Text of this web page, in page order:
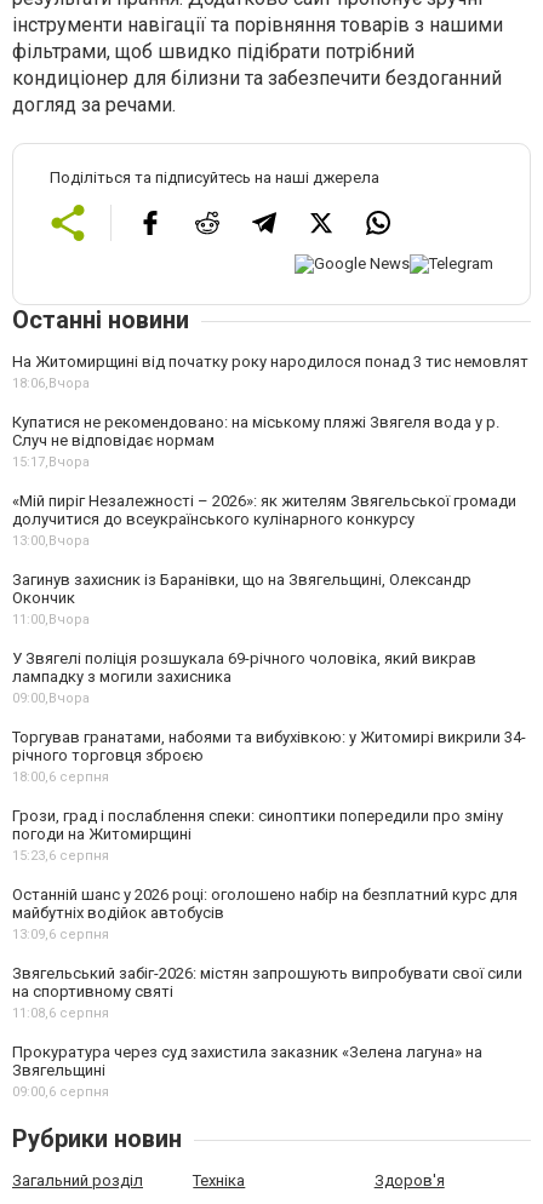
інструменти навігації та порівняння товарів з нашими
фільтрами, щоб швидко підібрати потрібний
кондиціонер для білизни та забезпечити бездоганний
догляд за речами.
Поділіться та підписуйтесь на наші джерела
Останні новини
На Житомирщині від початку року народилося понад 3 тис немовлят
18:06, Вчора
Купатися не рекомендовано: на міському пляжі Звягеля вода у р.
Случ не відповідає нормам
15:17, Вчора
«Мій пиріг Незалежності – 2026»: як жителям Звягельської громади
долучитися до всеукраїнського кулінарного конкурсу
13:00, Вчора
Загинув захисник із Баранівки, що на Звягельщині, Олександр
Окончик
11:00, Вчора
У Звягелі поліція розшукала 69-річного чоловіка, який викрав
лампадку з могили захисника
09:00, Вчора
Торгував гранатами, набоями та вибухівкою: у Житомирі викрили 34-
річного торговця зброєю
18:00, 6 серпня
Грози, град і послаблення спеки: синоптики попередили про зміну
погоди на Житомирщині
15:23, 6 серпня
Останній шанс у 2026 році: оголошено набір на безплатний курс для
майбутніх водійок автобусів
13:09, 6 серпня
Звягельський забіг-2026: містян запрошують випробувати свої сили
на спортивному святі
11:08, 6 серпня
Прокуратура через суд захистила заказник «Зелена лагуна» на
Звягельщині
09:00, 6 серпня
Рубрики новин
Загальний розділ Техніка Здоров'я